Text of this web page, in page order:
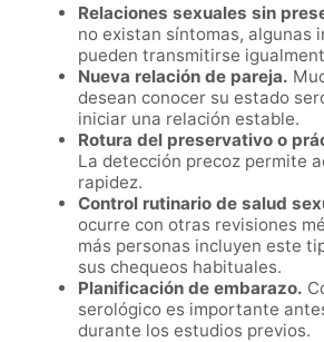
Relaciones sexuales sin
no existan síntomas, algunas
pueden transmitirse
Nueva relación de pareja.
desean conocer su estado
iniciar una relación estable.
Rotura del preservativo o
La detección precoz permite
rapidez.
Control rutinario de salud
ocurre con otras revisiones
más personas incluyen este
sus chequeos habituales.
Planificación de embarazo.
serológico es importante
durante los estudios previos.